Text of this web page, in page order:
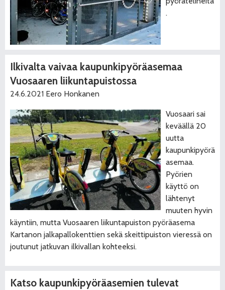
.
Ilkivalta vaivaa kaupunkipyöräasemaa
Vuosaaren liikuntapuistossa
24.6.2021 Eero Honkanen
Vuosaari sai
keväällä 20
uutta
kaupunkipyörä
asemaa.
Pyörien
käyttö on
lähtenyt
muuten hyvin
käyntiin, mutta Vuosaaren liikuntapuiston pyöräasema
Kartanon jalkapallokenttien sekä skeittipuiston vieressä on
joutunut jatkuvan ilkivallan kohteeksi.
Katso kaupunkipyöräasemien tulevat